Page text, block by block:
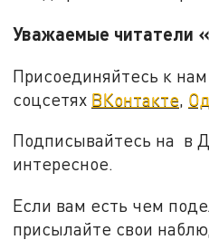
Уважаемые читатели
Присоединяйтесь к
соцсетях ВКонтакте
Подписывайтесь на в
интересное.
Если вам есть чем
присылайте свои